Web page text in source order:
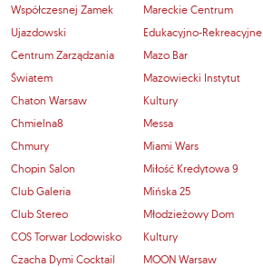
Współczesnej Zamek
Ujazdowski
Centrum Zarządzania
Światem
Chaton Warsaw
Chmielna8
Chmury
Chopin Salon
Club Galeria
Club Stereo
COS Torwar Lodowisko
Czacha Dymi Cocktail
Mareckie Centrum
Edukacyjno-Rekreacyjne
Mazo Bar
Mazowiecki Instytut
Kultury
Messa
Miami Wars
Miłość Kredytowa 9
Mińska 25
Młodzieżowy Dom
Kultury
MOON Warsaw